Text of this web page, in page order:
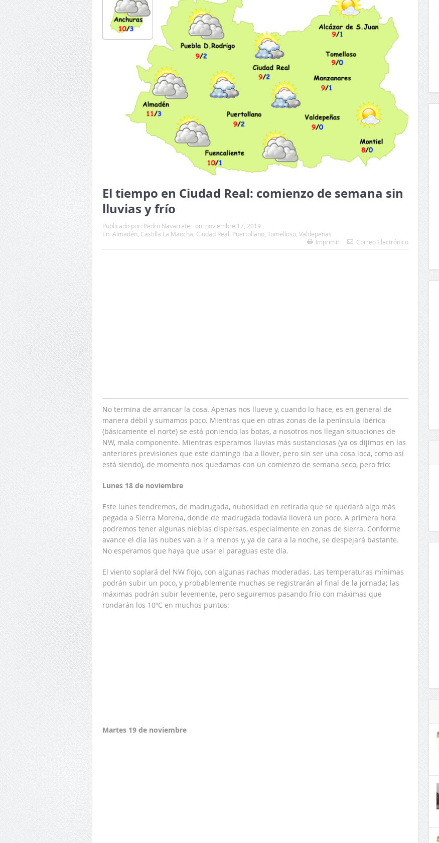
El tiempo en Ciudad Real: comienzo de semana sin
lluvias y frío
Publicado por: Pedro Navarrete on: noviembre 17, 2019
En: Almadén Castilla La Mancha Ciudad Real Puertollano Tomelloso Valdepeñas
Imprimir
Correo Electrónico
No termina de arrancar la cosa. Apenas nos llueve y, cuando lo hace, es en general de
manera débil y sumamos poco. Mientras que en otras zonas de la península ibérica
(básicamente el norte) se está poniendo las botas, a nosotros nos llegan situaciones de
NW, mala componente. Mientras esperamos lluvias más sustanciosas (ya os dijimos en las
anteriores previsiones que este domingo iba a llover, pero sin ser una cosa loca, como así
está siendo), de momento nos quedamos con un comienzo de semana seco, pero frío:
Lunes 18 de noviembre
Este lunes tendremos, de madrugada, nubosidad en retirada que se quedará algo más
pegada a Sierra Morena, donde de madrugada todavía lloverá un poco. A primera hora
podremos tener algunas nieblas dispersas, especialmente en zonas de sierra. Conforme
avance el día las nubes van a ir a menos y, ya de cara a la noche, se despejará bastante.
No esperamos que haya que usar el paraguas este día.
El viento soplará del NW flojo, con algunas rachas moderadas. Las temperaturas mínimas
podrán subir un poco, y probablemente muchas se registrarán al final de la jornada; las
máximas podrán subir levemente, pero seguiremos pasando frío con máximas que
rondarán los 10ºC en muchos puntos:
Martes 19 de noviembre